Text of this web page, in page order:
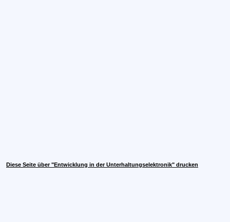
Diese Seite über "Entwicklung in der Unterhaltungselektronik" drucken